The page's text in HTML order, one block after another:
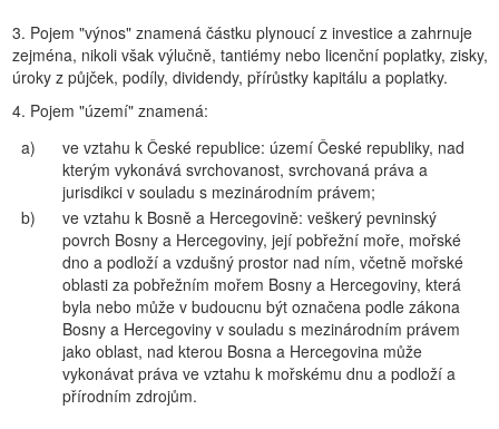
3. Pojem "výnos" znamená částku plynoucí z investice a zahrnuje
zejména, nikoli však výlučně, tantiémy nebo licenční poplatky, zisky,
úroky z půjček, podíly, dividendy, přírůstky kapitálu a poplatky.
4. Pojem "území" znamená:
a)
ve vztahu k České republice: území České republiky, nad
kterým vykonává svrchovanost, svrchovaná práva a
jurisdikci v souladu s mezinárodním právem;
b)
ve vztahu k Bosně a Hercegovině: veškerý pevninský
povrch Bosny a Hercegoviny, její pobřežní moře, mořské
dno a podloží a vzdušný prostor nad ním, včetně mořské
oblasti za pobřežním mořem Bosny a Hercegoviny, která
byla nebo může v budoucnu být označena podle zákona
Bosny a Hercegoviny v souladu s mezinárodním právem
jako oblast, nad kterou Bosna a Hercegovina může
vykonávat práva ve vztahu k mořskému dnu a podloží a
přírodním zdrojům.